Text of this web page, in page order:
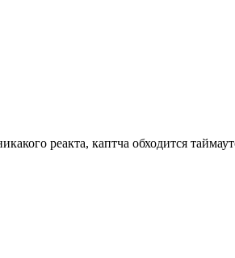
реакта, каптча обходится